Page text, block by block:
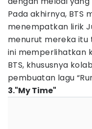
Pada akhirnya, BTS
menempatkan lirik
menurut mereka itu
ini memperlihatkan
BTS, khususnya
pembuatan lagu
3."My Time"